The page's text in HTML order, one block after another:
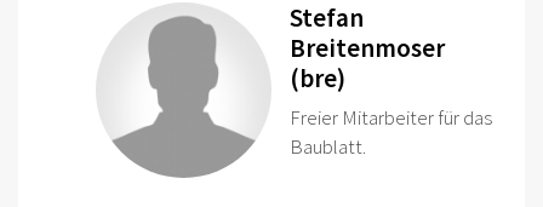
Stefan
Breitenmoser
(bre)
Freier Mitarbeiter für das
Baublatt.